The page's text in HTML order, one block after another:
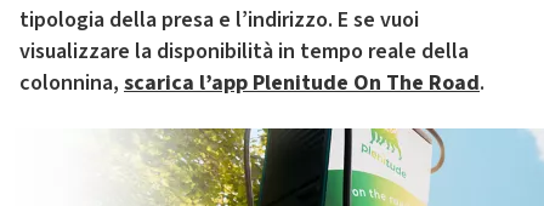
tipologia della presa e l’indirizzo. E se vuoi
visualizzare la disponibilità in tempo reale della
colonnina, scarica l’app Plenitude On The Road.